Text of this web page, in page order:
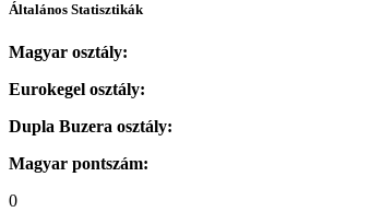
Általános Statisztikák
Magyar osztály:
Eurokegel osztály:
Dupla Buzera osztály:
Magyar pontszám:
0